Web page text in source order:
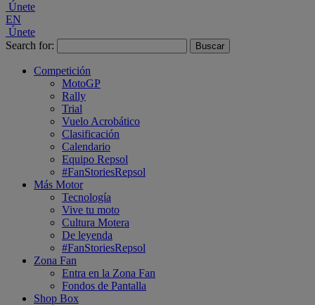
Únete
EN
Únete
Search for:
Competición
MotoGP
Rally
Trial
Vuelo Acrobático
Clasificación
Calendario
Equipo Repsol
#FanStoriesRepsol
Más Motor
Tecnología
Vive tu moto
Cultura Motera
De leyenda
#FanStoriesRepsol
Zona Fan
Entra en la Zona Fan
Fondos de Pantalla
Shop Box